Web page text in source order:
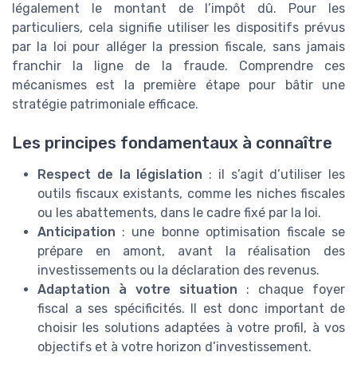
légalement le montant de l’impôt dû. Pour les
particuliers, cela signifie utiliser les dispositifs prévus
par la loi pour alléger la pression fiscale, sans jamais
franchir la ligne de la fraude. Comprendre ces
mécanismes est la première étape pour bâtir une
stratégie patrimoniale efficace.
Les principes fondamentaux à connaître
Respect de la législation : il s’agit d’utiliser les
outils fiscaux existants, comme les niches fiscales
ou les abattements, dans le cadre fixé par la loi.
Anticipation : une bonne optimisation fiscale se
prépare en amont, avant la réalisation des
investissements ou la déclaration des revenus.
Adaptation à votre situation : chaque foyer
fiscal a ses spécificités. Il est donc important de
choisir les solutions adaptées à votre profil, à vos
objectifs et à votre horizon d’investissement.